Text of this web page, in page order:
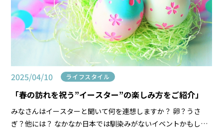
2025/04/10 ライフスタイル
「春の訪れを祝う”イースター”の楽しみ方をご紹介」
みなさんはイースターと聞いて何を連想しますか？ 卵？うさ
ぎ？他には？ なかなか日本では馴染みがないイベントかもしれ